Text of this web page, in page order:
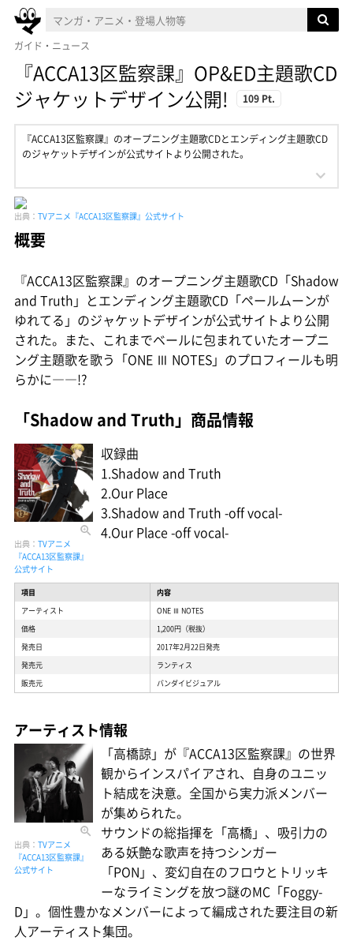
ガイド・ニュース
『ACCA13区監察課』OP&ED主題歌CD
ジャケットデザイン公開!
109 Pt.
『ACCA13区監察課』のオープニング主題歌CDとエンディング主題歌CD
のジャケットデザインが公式サイトより公開された。
出典： TVアニメ『ACCA13区監察課』公式サイト
概要
『ACCA13区監察課』のオープニング主題歌CD「Shadow
and Truth」とエンディング主題歌CD「ペールムーンが
ゆれてる」のジャケットデザインが公式サイトより公開
された。また、これまでベールに包まれていたオープニ
ング主題歌を歌う「ONE Ⅲ NOTES」のプロフィールも明
らかに――!?
「Shadow and Truth」商品情報
出典： TVアニメ
『ACCA13区監察課』
公式サイト
収録曲
1.Shadow and Truth
2.Our Place
3.Shadow and Truth -off vocal-
4.Our Place -off vocal-
項目
内容
アーティスト
ONE Ⅲ NOTES
価格
1,200円（税抜）
発売日
2017年2月22日発売
発売元
ランティス
販売元
バンダイビジュアル
アーティスト情報
出典： TVアニメ
『ACCA13区監察課』
公式サイト
「高橋諒」が『ACCA13区監察課』の世界
観からインスパイアされ、自身のユニッ
ト結成を決意。全国から実力派メンバー
が集められた。
サウンドの総指揮を「高橋」、吸引力の
ある妖艶な歌声を持つシンガー
「PON」、変幻自在のフロウとトリッキ
ーなライミングを放つ謎のMC「Foggy-
D」。個性豊かなメンバーによって編成された要注目の新
人アーティスト集団。